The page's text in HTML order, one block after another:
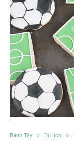
Bánh Tây Du lịch